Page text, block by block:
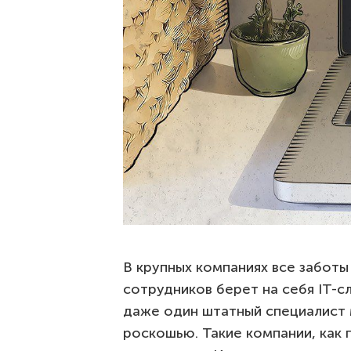
В крупных компаниях все
сотрудников берет на себя IT-
даже один штатный специалист
роскошью. Такие компании, как